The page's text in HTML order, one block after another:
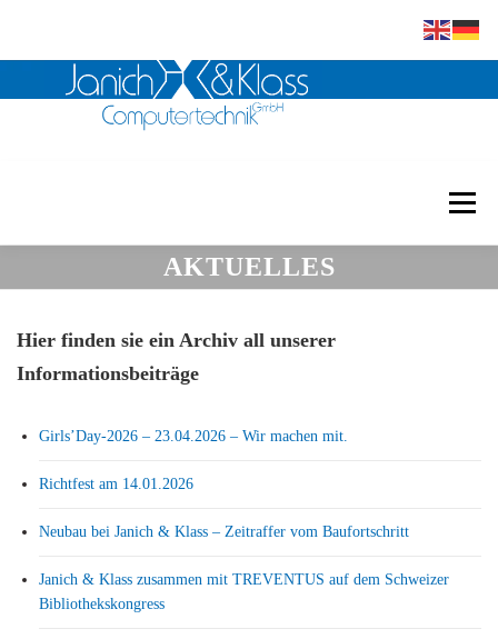
Menü
Janich & Klass Embedded Scanner
Software Mikrofilm
AKTUELLES
Hier finden sie ein Archiv all unserer
Informationsbeiträge
Girls’Day-2026 – 23.04.2026 – Wir machen mit.
Richtfest am 14.01.2026
Neubau bei Janich & Klass – Zeitraffer vom Baufortschritt
Janich & Klass zusammen mit TREVENTUS auf dem Schweizer
Bibliothekskongress